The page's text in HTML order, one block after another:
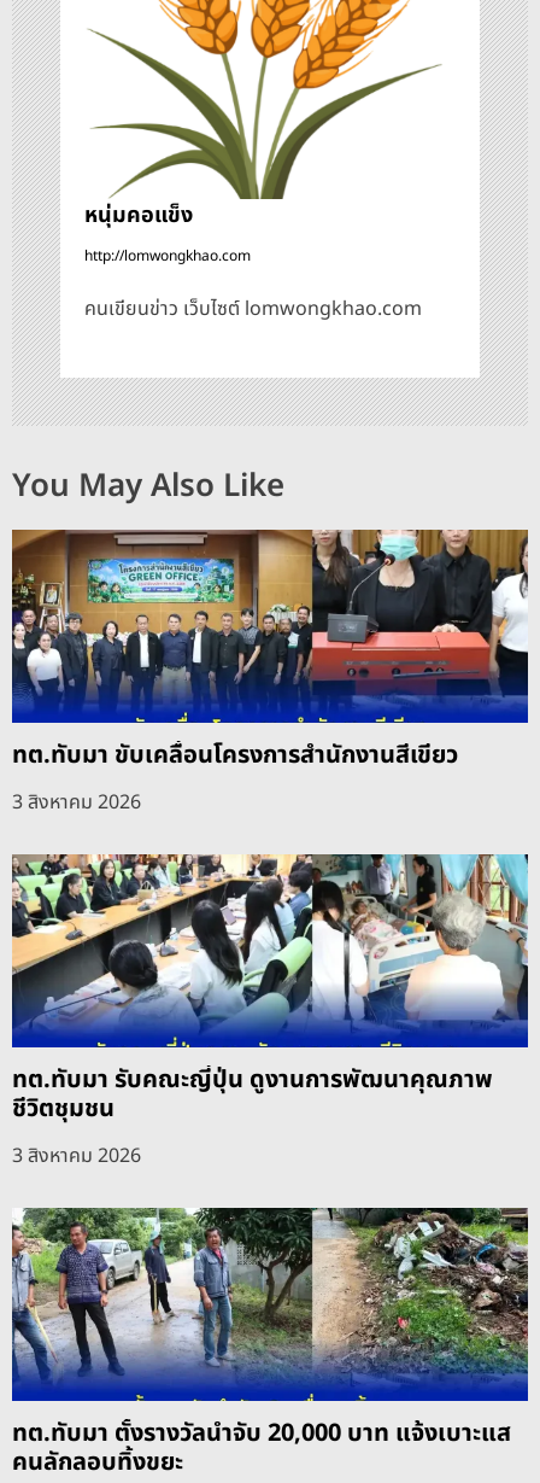
ง
หนุ่มคอแข็ง
http://lomwongkhao.com
คนเขียนข่าว เว็บไซต์ lomwongkhao.com
You May Also Like
ทต.ทับมา ขับเคลื่อนโครงการสำนักงานสีเขียว
3 สิงหาคม 2026
ทต.ทับมา รับคณะญี่ปุ่น ดูงานการพัฒนาคุณภาพ
ชีวิตชุมชน
3 สิงหาคม 2026
ทต.ทับมา ตั้งรางวัลนำจับ 20,000 บาท แจ้งเบาะแส
คนลักลอบทิ้งขยะ